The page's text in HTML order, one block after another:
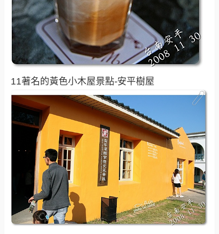
11著名的黃色小木屋景點-安平樹屋